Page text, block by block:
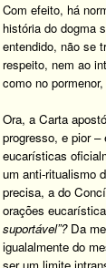
Com efeito, há
história do dogma
entendido, não se
respeito, nem ao
como no
Ora, a Carta
progresso, e pior–
eucarísticas
um anti-ritualismo
precisa, a do
orações
suportável”? Da
igualalmente do